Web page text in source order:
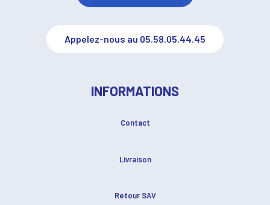
Appelez-nous au 05.58.05.44.45
INFORMATIONS
Contact
Livraison
Retour SAV